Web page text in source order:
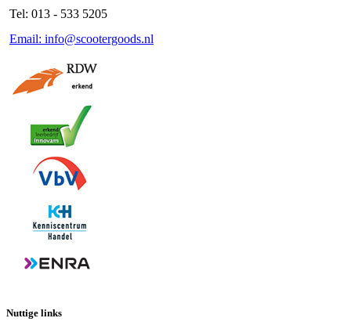
Tel: 013 - 533 5205
Email: info@scootergoods.nl
Nuttige links